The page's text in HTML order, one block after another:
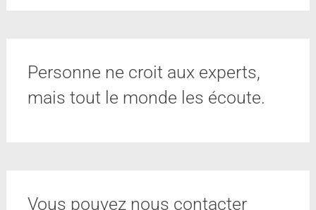
Personne ne croit aux experts,
mais tout le monde les écoute.
Vous pouvez nous contacter